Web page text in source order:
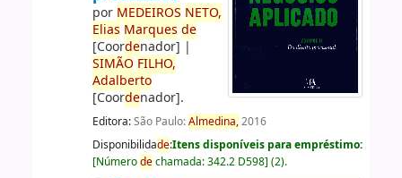
por MEDEIROS NETO,
Elias Marques de
[Coordenador] |
SIMÃO FILHO,
Adalberto
[Coordenador].
Editora:São Paulo:Almedina,2016
Disponibilidade:Itens disponíveis para empréstimo:
[Númerodechamada:342.2 D598] (2).